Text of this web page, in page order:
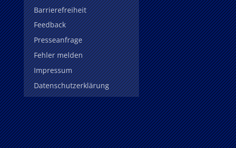
Barrierefreiheit
Feedback
Presseanfrage
Fehler melden
Impressum
Datenschutzerklärung